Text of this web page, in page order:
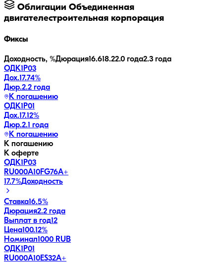
Облигации Объединенная
двигателестроительная корпорация
Фиксы
Доходность, %Дюрация16.618.22.0 года2.3 года
ОДК1Р03
Дох.17.74%
Дюр.2.2 года
К погашению
ОДК1Р01
Дох.17.12%
Дюр.2.1 года
К погашению
К погашению
К оферте
ОДК1Р03
RU000A10FG76A+
17.7%Доходность
Ставка16.5%
Дюрация2.2 года
Выплат в год12
Цена100.12%
Номинал1000 RUB
ОДК1Р01
RU000A10ES32A+